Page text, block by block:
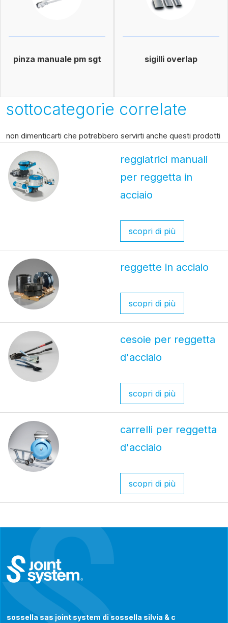
pinza manuale pm sgt sigilli overlap
sottocategorie correlate
non dimenticarti che potrebbero servirti anche questi prodotti
reggiatrici manuali
per reggetta in
acciaio
scopri di più
reggette in acciaio
scopri di più
cesoie per reggetta
d'acciaio
scopri di più
carrelli per reggetta
d'acciaio
scopri di più
sossella sas joint system di sossella silvia & c